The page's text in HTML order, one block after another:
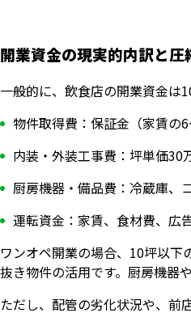
開業資金の現実的内訳と圧
一般的に、飲食店の開業資金は
物件取得費：保証金（家賃の
内装・外装工事費：坪単価30
厨房機器・備品費：冷蔵庫、
運転資金：家賃、食材費、広
ワンオペ開業の場合、10坪以
抜き物件の活用です。厨房機器
ただし、配管の劣化状況や、前